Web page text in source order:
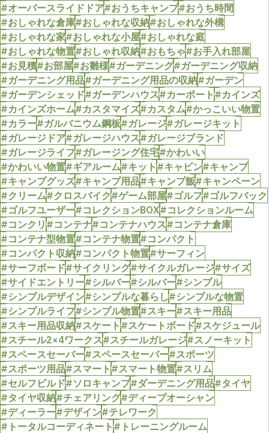
#オーバースライドドア#おうちキャンプ#おうち時間
#おしゃれな倉庫#おしゃれな収納#おしゃれな外構
#おしゃれな家#おしゃれな小屋#おしゃれな庭
#おしゃれな物置#おしゃれ収納#おもちゃ#お手入れ部屋
#お見積#お部屋#お雛様#ガーデニング#ガーデニング収納
#ガーデニング用品#ガーデニング用品の収納#ガーデン
#ガーデンシェッド#ガーデンハウス#カーポート#カインズ
#カインズホーム#カスタマイズ#カスタム#かっこいい物置
#カラー#ガルバニウム鋼板#ガレージ#ガレージキット
#ガレージドア#ガレージハウス#ガレージブランド
#ガレージライフ#ガレージング住宅#かわいい
#かわいい物置#ギアルーム#キット#キャビン#キャンプ
#キャンプグッズ#キャンプ用品#キャンプ飯#キャンペーン
#クリーム#クロスバイク#ゲーム部屋#ゴルフ#ゴルフバック
#ゴルフユーザー#コレクションBOX#コレクションルーム
#コンクリ#コンテナ#コンテナハウス#コンテナ倉庫
#コンテナ型物置#コンテナ物置#コンパクト
#コンパクト収納#コンパクト物置#サーフィン
#サーフボード#サイクリング#サイクルガレージ#サイズ
#サイドエントリー#シルバー#シルバー#シンプル
#シンプルデザイン#シンプルな暮らし#シンプルな物置
#シンプルライフ#シンプル物置#スキー#スキー用品
#スキー用品収納#スケート#スケートボード#スケジュール
#スチール2×4ワークス#スチールガレージ#スノーキット
#スペースセーバー#スペースセーバー#スポーツ
#スポーツ用品#スマート#スマート物置#スリム
#セルフビルド#ソロキャンプ#ダーデニング用品#タイヤ
#タイヤ収納#チェアリング#ディープオーシャン
#ディーラー#デザイン#テレワーク
#トータルコーディネート#トレーニングルーム